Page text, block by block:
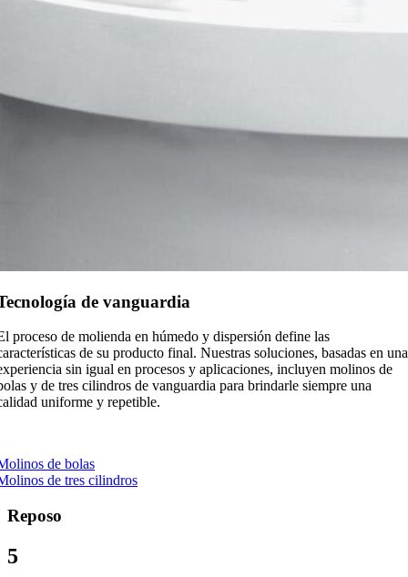
de vanguardia
proceso de molienda en húmedo y dispersión define las
de su producto final. Nuestras soluciones, basadas en una
sin igual en procesos y aplicaciones, incluyen molinos de
y de tres cilindros de vanguardia para brindarle siempre una
uniforme y repetible.
de bolas
de tres cilindros
Reposo
5